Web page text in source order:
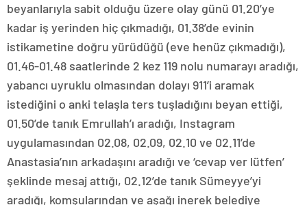
beyanlarıyla sabit olduğu üzere olay günü 01.20’ye
kadar iş yerinden hiç çıkmadığı, 01.38’de evinin
istikametine doğru yürüdüğü (eve henüz çıkmadığı),
01.46-01.48 saatlerinde 2 kez 119 nolu numarayı aradığı,
yabancı uyruklu olmasından dolayı 911’i aramak
istediğini o anki telaşla ters tuşladığını beyan ettiği,
01.50’de tanık Emrullah’ı aradığı, Instagram
uygulamasından 02.08, 02.09, 02.10 ve 02.11’de
Anastasia’nın arkadaşını aradığı ve ‘cevap ver lütfen’
şeklinde mesaj attığı, 02.12’de tanık Sümeyye’yi
aradığı, komşularından ve aşağı inerek belediye